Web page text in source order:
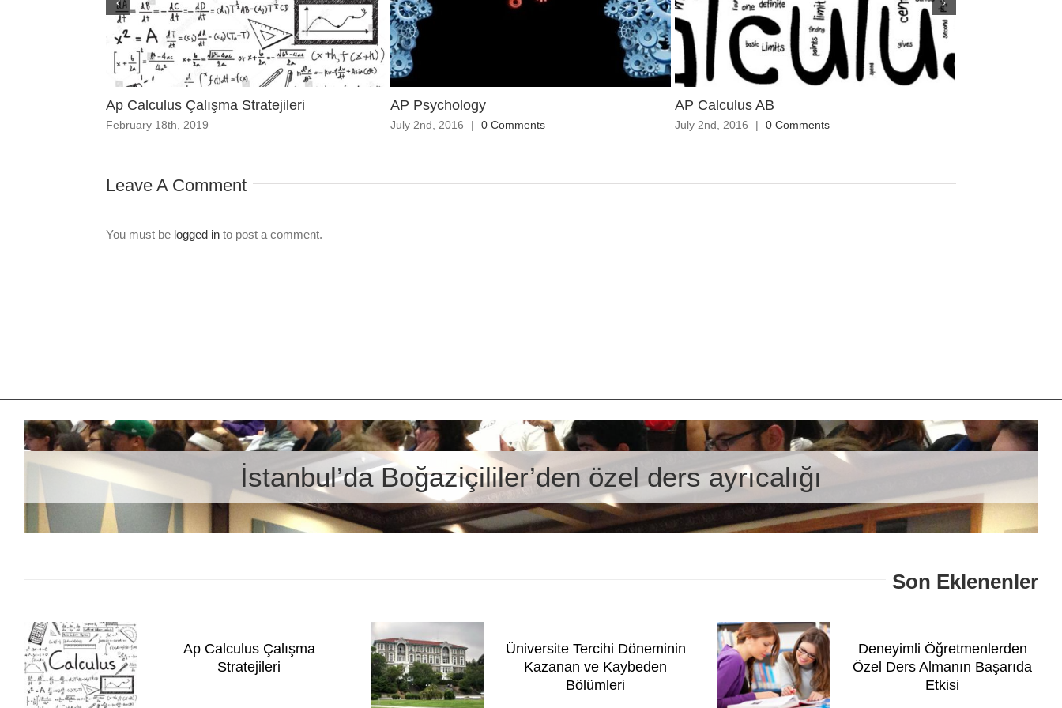
Ap Calculus Çalışma Stratejileri
February 18th, 2019
AP Psychology
July 2nd, 2016 | 0 Comments
AP Calculus AB
July 2nd, 2016 | 0 Comments
Leave A Comment
You must be logged in to post a comment.
İstanbul’da Boğaziçililer’den özel ders ayrıcalığı
Son Eklenenler
Ap Calculus Çalışma
Stratejileri
Üniversite Tercihi Döneminin
Kazanan ve Kaybeden
Bölümleri
Deneyimli Öğretmenlerden
Özel Ders Almanın Başarıda
Etkisi